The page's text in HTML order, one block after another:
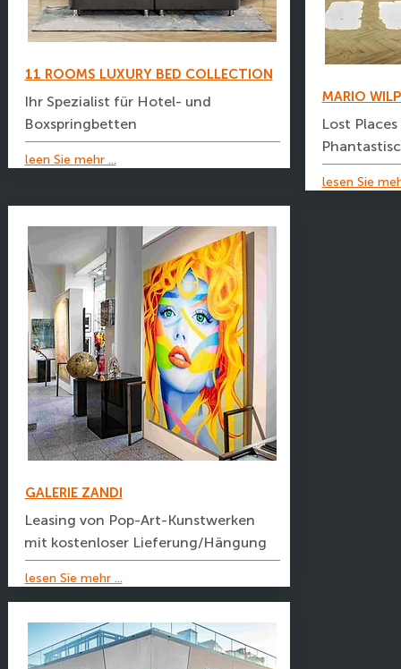
Ihr Spezialist für Hotel- und
Boxspringbetten
leen Sie mehr ...
11 ROOMS LUXURY BED COLLECTION
Lost Places
lesen Sie
MARIO
Leasing von Pop-Art-Kunstwerken
mit kostenloser Lieferung/Hängung
lesen Sie mehr ...
GALERIE ZANDI